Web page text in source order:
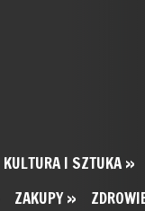
KULTURA I SZTUKA »
ZAKUPY»